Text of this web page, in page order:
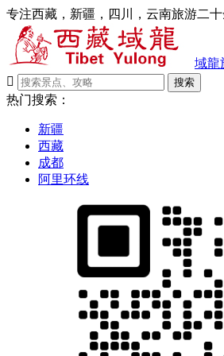
专注西藏，新疆，四川，云南旅游二
域龍

搜索
热门搜索：
新疆
西藏
成都
阿里环线